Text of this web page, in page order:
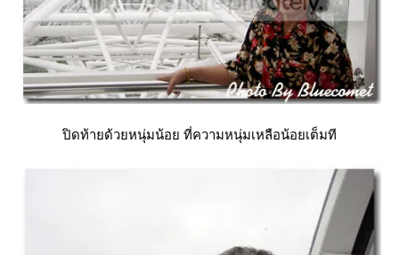
ปิดท้ายด้วยหนุ่มน้อย ที่ความหนุ่มเหลือน้อยเต็มที